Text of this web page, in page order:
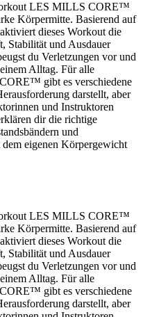
LES MILLS CORE™
Körpermitte. Basierend auf
dieses Workout die
Stabilität und Ausdauer
du Verletzungen vor und
Alltag. Für alle
gibt es verschiedene
darstellt, aber
und Instruktoren
dir die richtige
und
eigenen Körpergewicht
LES MILLS CORE™
Körpermitte. Basierend auf
dieses Workout die
Stabilität und Ausdauer
du Verletzungen vor und
Alltag. Für alle
gibt es verschiedene
darstellt, aber